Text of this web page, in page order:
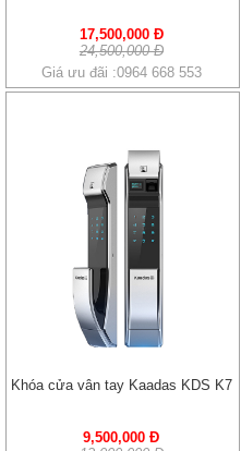
17,500,000 Đ
24,500,000 Đ
Giá ưu đãi :0964 668 553
Khóa cửa vân tay Kaadas KDS K7
9,500,000 Đ